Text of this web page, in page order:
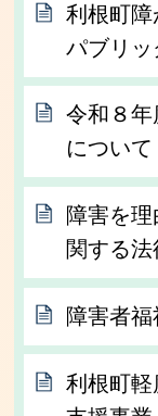
利根町
パブリッ
令和８年
について
障害を
関する法
障害者福
利根町軽